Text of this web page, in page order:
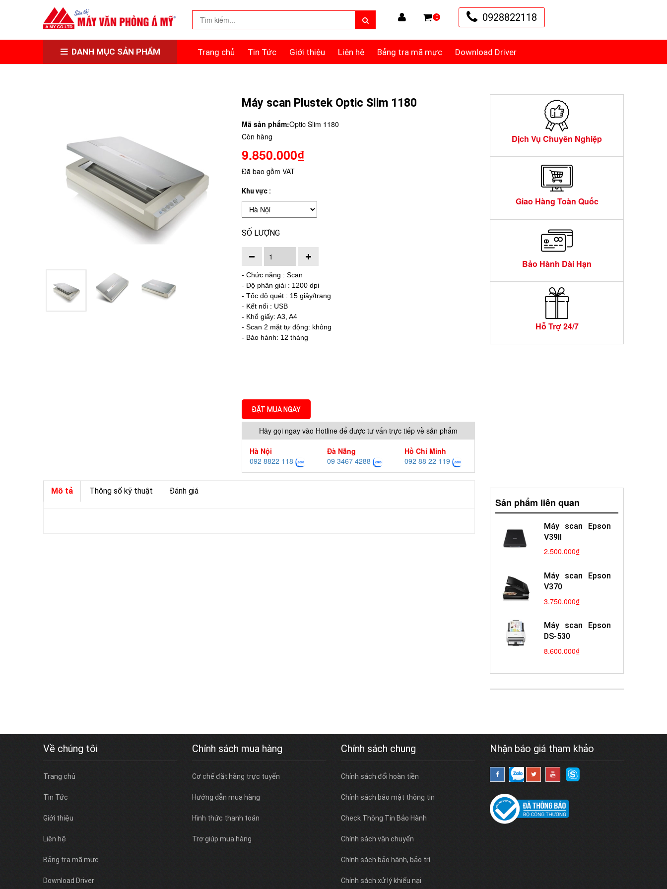
0 0928822118
DANH MỤC SẢN PHẨM Trang chủ Tin Tức Giới thiệu Liên hệ Bảng tra mã mực Download Driver
Máy scan Plustek Optic Slim 1180
Mã sản phẩm:Optic Slim 1180
Còn hàng
9.850.000₫
Đã bao gồm VAT
Khu vực :
SỐ LƯỢNG
- Chức năng : Scan
- Độ phân giải : 1200 dpi
- Tốc độ quét : 15 giây/trang
- Kết nối : USB
- Khổ giấy: A3, A4
- Scan 2 mặt tự động: không
- Bảo hành: 12 tháng
ĐẶT MUA NGAY
Hãy gọi ngay vào Hotline để được tư vấn trực tiếp về sản phẩm
Hà Nội
092 8822 118
Đà Nẵng
09 3467 4288
Hồ Chí Minh
092 88 22 119
Dịch Vụ Chuyên Nghiệp
Giao Hàng Toàn Quốc
Bảo Hành Dài Hạn
Hỗ Trợ 24/7
Mô tả Thông số kỹ thuật Đánh giá
Sản phẩm liên quan
Máy scan Epson
V39II
2.500.000₫
Máy scan Epson
V370
3.750.000₫
Máy scan Epson
DS-530
8.600.000₫
Về chúng tôi
Trang chủ
Tin Tức
Giới thiệu
Liên hệ
Bảng tra mã mực
Download Driver
Chính sách mua hàng
Cơ chế đặt hàng trực tuyến
Hướng dẫn mua hàng
Hình thức thanh toán
Trợ giúp mua hàng
Chính sách chung
Chính sách đổi hoàn tiền
Chính sách bảo mật thông tin
Check Thông Tin Bảo Hành
Chính sách vận chuyển
Chính sách bảo hành, bảo trì
Chính sách xử lý khiếu nại
Nhận báo giá tham khảo